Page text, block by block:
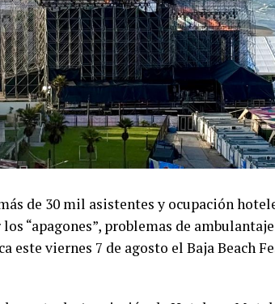
de 30 mil asistentes y ocupación
“apagones”, problemas de ambulantaje
este viernes 7 de agosto el Baja Beach